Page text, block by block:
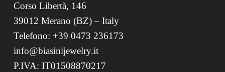
Corso Libertà, 146
39012 Merano (BZ) – Italy
Telefono: +39 0473 236173
info@biasinijewelry.it
P.IVA: IT01508870217